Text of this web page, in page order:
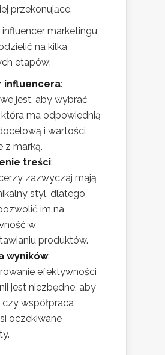
przekonujące.
influencer marketingu
na kilka
etapów:
influencera:
jest, aby wybrać
ma odpowiednią
i wartości
z marką.
treści:
zazwyczaj mają
styl, dlatego
im na
w
produktów.
wyników:
efektywności
jest niezbędne, aby
czy współpraca
oczekiwane